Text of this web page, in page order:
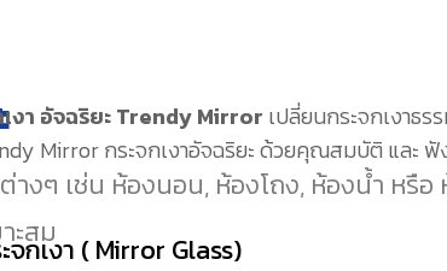
ๆ เช่น ห้องนอน, ห้องโถง, ห้องน้ำ หรือ
ะสม
เงา อัจฉริยะ Trendy Mirror เปลี่ยนกระจกเงาธร
Mirror กระจกเงาอัจฉริยะ ด้วยคุณสมบัติ และ
กเงา ( Mirror Glass)